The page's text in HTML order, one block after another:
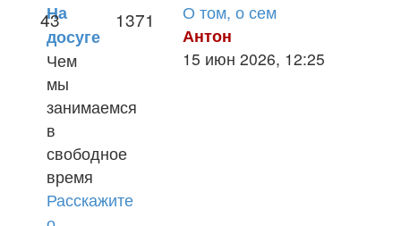
На
досуге
Чем
мы
занимаемся
в
свободное
время
Расскажите
43 1371
О том, о сем
Антон
Перейти
15 июн 2026, 12:25